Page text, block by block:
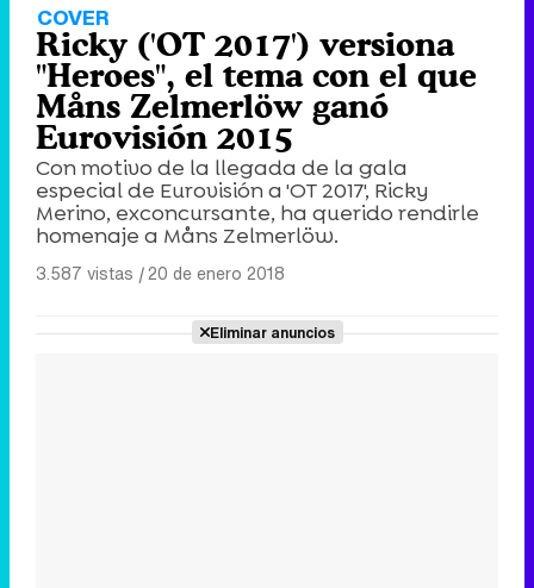
COVER
Ricky ('OT 2017') versiona
"Heroes", el tema con el que
Måns Zelmerlöw ganó
Eurovisión 2015
Con motivo de la llegada de la gala
especial de Eurovisión a 'OT 2017', Ricky
Merino, exconcursante, ha querido rendirle
homenaje a Måns Zelmerlöw.
3.587 vistas |20 de enero 2018
Eliminar anuncios